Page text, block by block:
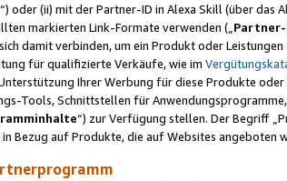
“) oder (ii) mit der Partner-ID in Alexa Skill (über das
markierten Link-Formate verwenden („
damit verbinden, um ein Produkt oder
für qualifizierte Verkäufe, wie im
Ihrer Werbung für diese Produkte
Tools, Schnittstellen für
“) zur Verfügung stellen. Der Begriff
Bezug auf Produkte, die auf Websites angeboten